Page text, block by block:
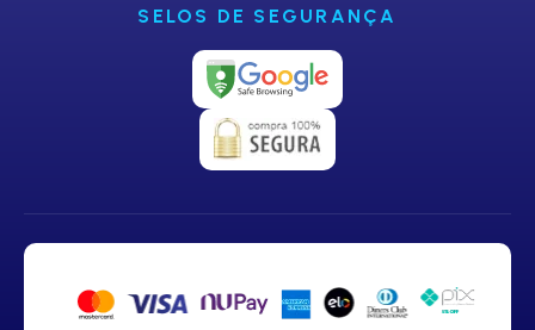
SELOS DE SEGURANÇA